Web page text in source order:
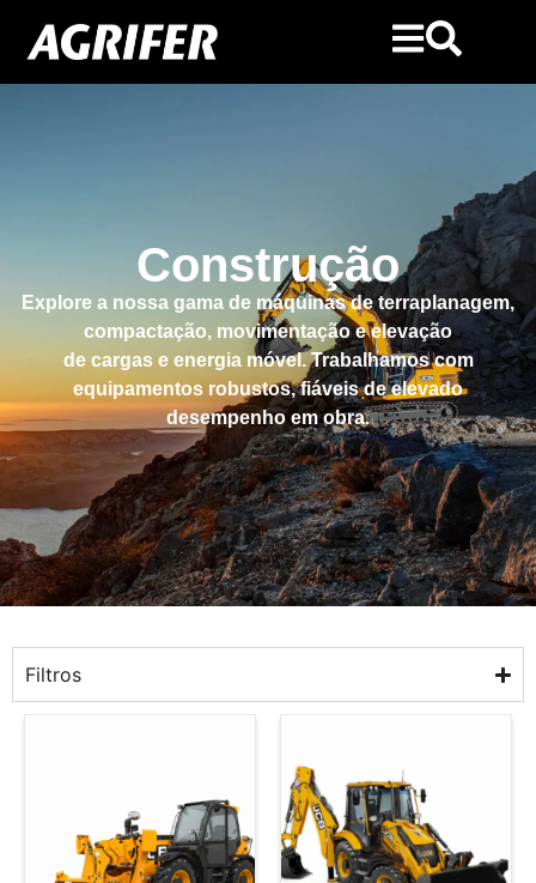
Construção
Explore a nossa gama de máquinas de terraplanagem,
compactação, movimentação e elevação
de cargas e energia móvel. Trabalhamos com
equipamentos robustos, fiáveis de elevado
desempenho em obra.
Filtros